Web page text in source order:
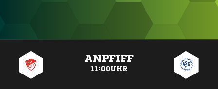
ANPFIFF
11:00UHR